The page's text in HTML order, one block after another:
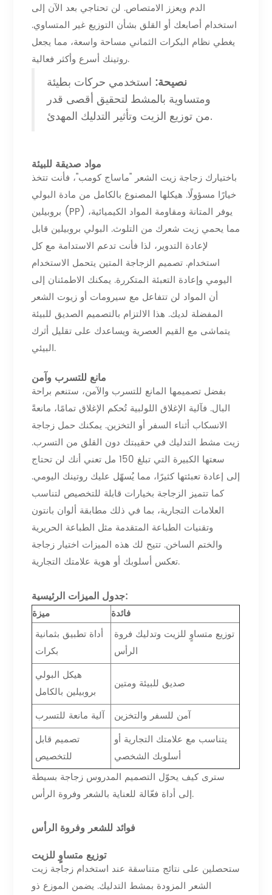
الدم ويعزز الامتصاص. لن تحتاجي بعد الآن إلى
استخدام أصابعك أو القلق بشأن التوزيع غير المتساوي.
يغطي نظام البكرات الثماني مساحة واسعة، مما يجعل
روتينك أسرع وأكثر فعالية.
نصيحة: استخدمي حركات بطيئة
ومتساوية بالمشط لتحقيق أقصى قدر
من توزيع الزيت وتأثير التدليك المهدئ.
مواد صديقة للبيئة
باختيارك زجاجة زيت الشعر "ماساج كومب"، فأنت تتخذ
خيارًا مسؤولًا. هيكلها المصنوع بالكامل من مادة البولي
بروبيلين (PP) يوفر المتانة ومقاومة المواد الكيميائية،
مما يحمي زيت شعرك من التلوث. البولي بروبيلين قابل
لإعادة التدوير، لذا فأنت تدعم الاستدامة مع كل
استخدام. تصميم الزجاجة المتين يتحمل الاستخدام
اليومي وإعادة التعبئة المتكررة. يمكنك الاطمئنان إلى
أن المواد لن تتفاعل مع سيرومات أو زيوت الشعر
المفضلة لديك. هذا الالتزام بالتصميم الصديق للبيئة
يتماشى مع القيم العصرية ويساعدك على تقليل أثرك
البيئي.
مانع للتسرب وآمن
بفضل تصميمها المانع للتسرب والآمن، ستنعم براحة
البال. فآلية الإغلاق اللولبية تُحكم الإغلاق تمامًا، مانعةً
الانسكاب أثناء السفر أو التخزين. يمكنك حمل زجاجة
زيت مشط التدليك في حقيبتك دون القلق من التسرب.
سعتها الكبيرة التي تبلغ 150 مل تعني أنك لن تحتاج
إلى إعادة تعبئتها كثيرًا، مما يُسهّل عليك روتينك اليومي.
كما تتميز الزجاجة بخيارات قابلة للتخصيص لتناسب
العلامات التجارية، بما في ذلك مطابقة ألوان بانتون
وتقنيات الطباعة المتقدمة مثل الطباعة الحريرية
والختم الساخن. تتيح لك هذه الميزات اختيار زجاجة
تعكس أسلوبك أو هوية علامتك التجارية.
جدول الميزات الرئيسية:
ميزة
فائدة
أداة تطبيق بثمانية
بكرات
توزيع متساوٍ للزيت وتدليك فروة
الرأس
هيكل البولي
بروبيلين بالكامل
صديق للبيئة ومتين
آلية مانعة للتسرب
آمن للسفر والتخزين
تصميم قابل
للتخصيص
يتناسب مع علامتك التجارية أو
أسلوبك الشخصي
سترى كيف يحوّل التصميم المدروس زجاجة بسيطة
إلى أداة فعّالة للعناية بالشعر وفروة الرأس.
فوائد للشعر وفروة الرأس
توزيع متساوٍ للزيت
ستحصلين على نتائج متناسقة عند استخدام زجاجة زيت
الشعر المزودة بمشط التدليك. يضمن الموزع ذو